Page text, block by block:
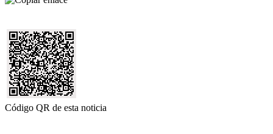
Código QR de esta noticia